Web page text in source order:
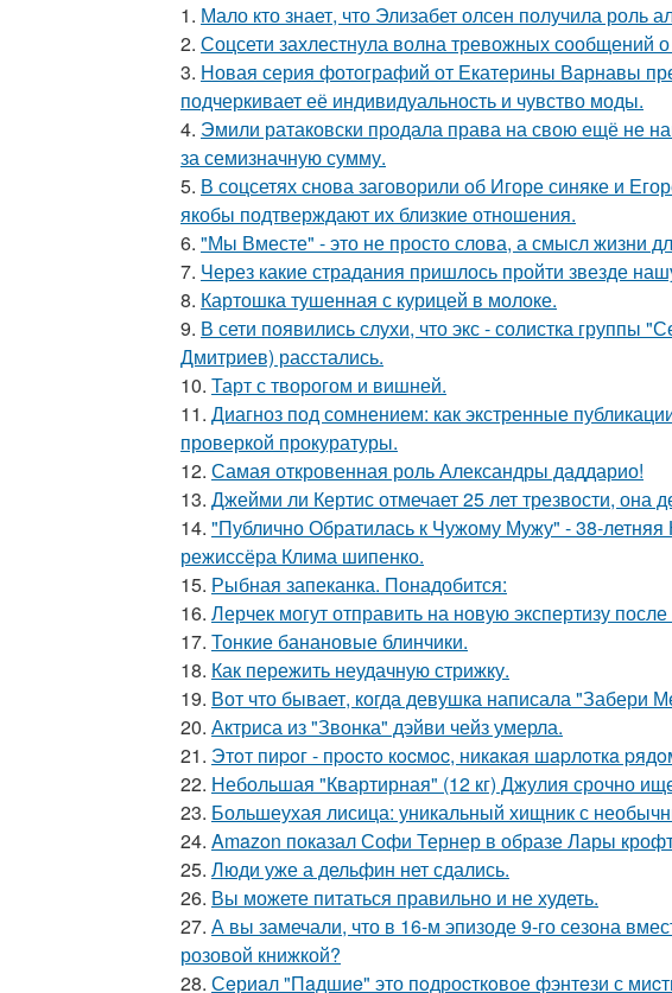
1. Мало кто знает, что Элизабет олсен получила
2. Соцсети захлестнула волна тревожных сообщений
3. Новая серия фотографий от Екатерины Варнавы
подчеркивает её индивидуальность и чувство моды.
4. Эмили ратаковски продала права на свою ещё не
за семизначную сумму.
5. В соцсетях снова заговорили об Игоре синяке и
якобы подтверждают их близкие отношения.
6. "Мы Вместе" - это не просто слова, а смысл жизни
7. Через какие страдания пришлось пройти звезде
8. Картошка тушенная с курицей в молоке.
9. В сети появились слухи, что экс - солистка группы
Дмитриев) расстались.
10. Тарт с творогом и вишней.
11. Диагноз под сомнением: как экстренные
проверкой прокуратуры.
12. Самая откровенная роль Александры даддарио!
13. Джейми ли Кертис отмечает 25 лет трезвости, она
14. "Публично Обратилась к Чужому Мужу" - 38-летняя
режиссёра Клима шипенко.
15. Рыбная запеканка. Понадобится:
16. Лерчек могут отправить на новую экспертизу
17. Тонкие банановые блинчики.
18. Как пережить неудачную стрижку.
19. Вот что бывает, когда девушка написала "Забери
20. Актриса из "Звонка" дэйви чейз умерла.
21. Этoт пиpoг - пpocтo кocмoc, никaкaя шapлoткa
22. Небольшая "Квартирная" (12 кг) Джулия срочно
23. Большеухая лисица: уникальный хищник с
24. Amazon показал Софи Тернер в образе Лары
25. Люди уже а дельфин нет сдались.
26. Вы можете питаться правильно и не худеть.
27. А вы замечали, что в 16-м эпизоде 9-го сезона
розовой книжкой?
28. Сeриaл "Пaдшиe" это пoдроcткoвое фэнтeзи с